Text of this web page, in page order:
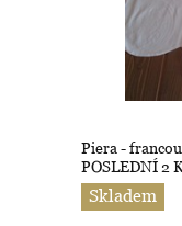
Piera -
POSLEDNÍ 2
Skladem